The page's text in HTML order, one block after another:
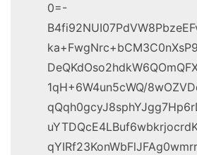
0=-
1qH+6W4un5cWQ/